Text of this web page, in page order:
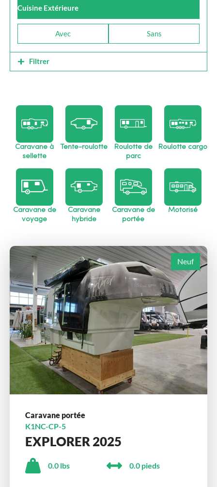
Cuisine Extérieure
Avec Sans
Filtrer
Caravane à
sellette
Tente-roulotte
Roulotte de
parc
Roulotte cargo
Caravane de
voyage
Caravane
hybride
Caravane de
portée
Motorisé
Neuf
Caravane portée
K1NC-CP-5
EXPLORER 2025
0.0 lbs 0.0 pieds